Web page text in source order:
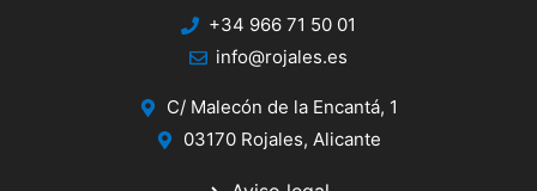
+34 966 71 50 01
info@rojales.es
C/ Malecón de la Encantá, 1
03170 Rojales, Alicante